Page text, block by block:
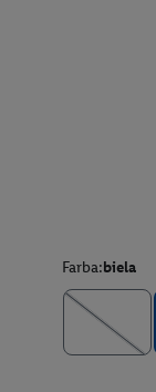
Farba:biela